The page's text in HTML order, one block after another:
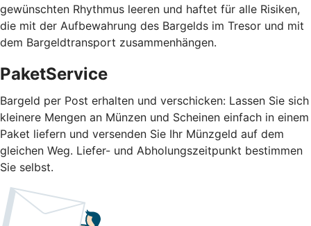
gewünschten Rhythmus leeren und haftet für alle Risiken,
die mit der Aufbewahrung des Bargelds im Tresor und mit
dem Bargeldtransport zusammenhängen.
PaketService
Bargeld per Post erhalten und verschicken: Lassen Sie sich
kleinere Mengen an Münzen und Scheinen einfach in einem
Paket liefern und versenden Sie Ihr Münzgeld auf dem
gleichen Weg. Liefer- und Abholungszeitpunkt bestimmen
Sie selbst.